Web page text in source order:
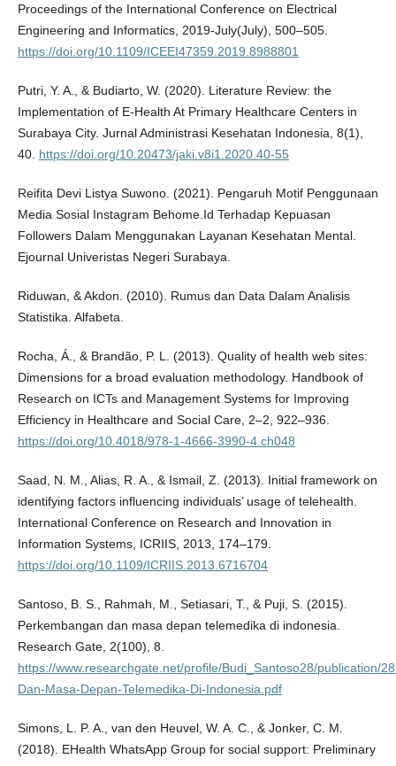
Proceedings of the International Conference on Electrical
Engineering and Informatics, 2019-July(July), 500–505.
https://doi.org/10.1109/ICEEI47359.2019.8988801
Putri, Y. A., & Budiarto, W. (2020). Literature Review: the
Implementation of E-Health At Primary Healthcare Centers in
Surabaya City. Jurnal Administrasi Kesehatan Indonesia, 8(1),
40. https://doi.org/10.20473/jaki.v8i1.2020.40-55
Reifita Devi Listya Suwono. (2021). Pengaruh Motif Penggunaan
Media Sosial Instagram Behome.Id Terhadap Kepuasan
Followers Dalam Menggunakan Layanan Kesehatan Mental.
Ejournal Univeristas Negeri Surabaya.
Riduwan, & Akdon. (2010). Rumus dan Data Dalam Analisis
Statistika. Alfabeta.
Rocha, Á., & Brandão, P. L. (2013). Quality of health web sites:
Dimensions for a broad evaluation methodology. Handbook of
Research on ICTs and Management Systems for Improving
Efficiency in Healthcare and Social Care, 2–2, 922–936.
https://doi.org/10.4018/978-1-4666-3990-4.ch048
Saad, N. M., Alias, R. A., & Ismail, Z. (2013). Initial framework on
identifying factors influencing individuals’ usage of telehealth.
International Conference on Research and Innovation in
Information Systems, ICRIIS, 2013, 174–179.
https://doi.org/10.1109/ICRIIS.2013.6716704
Santoso, B. S., Rahmah, M., Setiasari, T., & Puji, S. (2015).
Perkembangan dan masa depan telemedika di indonesia.
Research Gate, 2(100), 8.
https://www.researchgate.net/profile/Budi_Santoso28/publication/
Dan-Masa-Depan-Telemedika-Di-Indonesia.pdf
Simons, L. P. A., van den Heuvel, W. A. C., & Jonker, C. M.
(2018). EHealth WhatsApp Group for social support: Preliminary